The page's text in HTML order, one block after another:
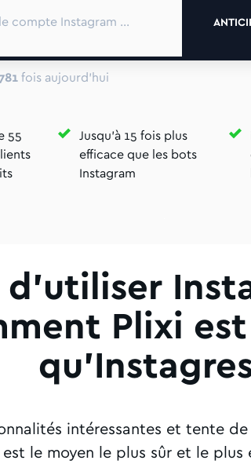
fois aujourd'hui
55
Jusqu'à 15 fois plus
efficace que les bots
Instagram
d'utiliser
Plixi
intéressantes et tente
le moyen le plus sûr et le